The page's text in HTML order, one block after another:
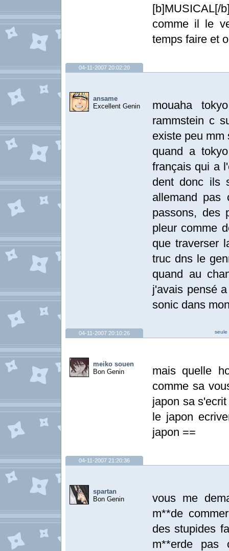
comme il le
temps faire et
04-11-2007 20:02:20
ansame
Excellent Genin
mouaha
rammstein c
existe peu mm
quand a
français qui a
dent donc ils
allemand pas
passons, des
pleur comme
que traverser
truc dns le
quand au
j'avais pensé
sonic dans
seule
04-11-2007 20:10:26
meiko souen
Bon Genin
mais quelle
comme sa
japon sa
le japon
japon ==
04-11-2007 21:20:36
spartan
Bon Genin
vous me
m**de
des stupides
m**erde pas